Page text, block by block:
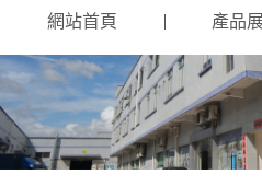
網站首頁 產品